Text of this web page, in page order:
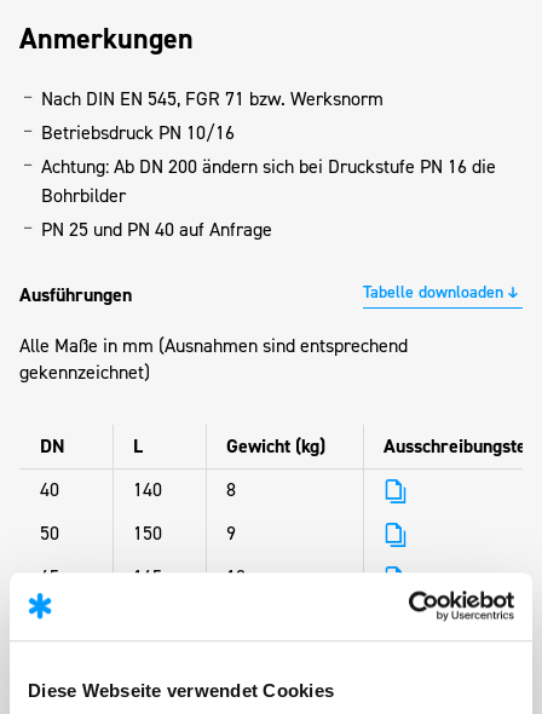
Diese Webseite verwendet Cookies
Anmerkungen
Nach DIN EN 545, FGR 71 bzw. Werksnorm
Betriebsdruck PN 10/16
Achtung: Ab DN 200 ändern sich bei Druckstufe PN 16 die
Bohrbilder
PN 25 und PN 40 auf Anfrage
Ausführungen Tabelle downloaden
Alle Maße in mm (Ausnahmen sind entsprechend
gekennzeichnet)
DN L Gewicht (kg)
Ausschreibungstext
40
140
8
50
150
9
65
165
12
80